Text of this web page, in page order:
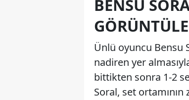
BENSU
Ünlü oyuncu Bensu
nadiren yer
bittikten sonra 1-2
Soral, set